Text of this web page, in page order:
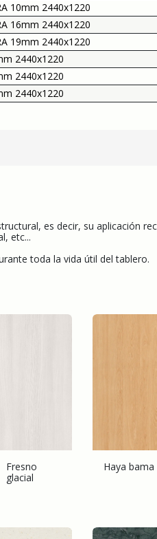
10mm 2440x1220
16mm 2440x1220
19mm 2440x1220
2440x1220
2440x1220
2440x1220
es decir, su aplicación
etc...
toda la vida útil del tablero.
Fresno
glacial
Haya bama